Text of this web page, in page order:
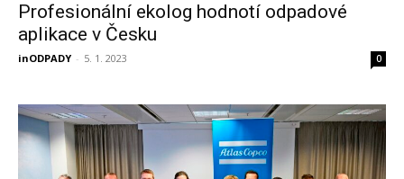
Profesionální ekolog hodnotí odpadové
aplikace v Česku
inODPADY - 5. 1. 2023 0